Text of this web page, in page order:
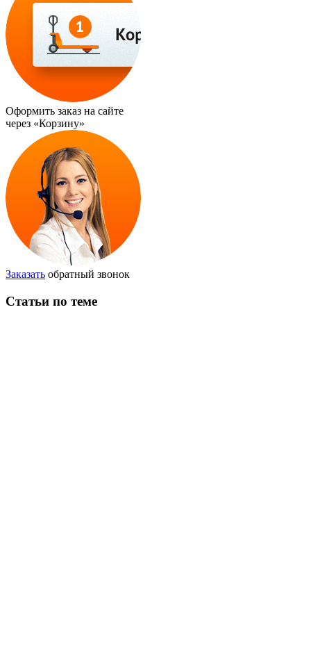
Оформить заказ на сайте
через «Корзину»
Заказать обратный звонок
Статьи по теме